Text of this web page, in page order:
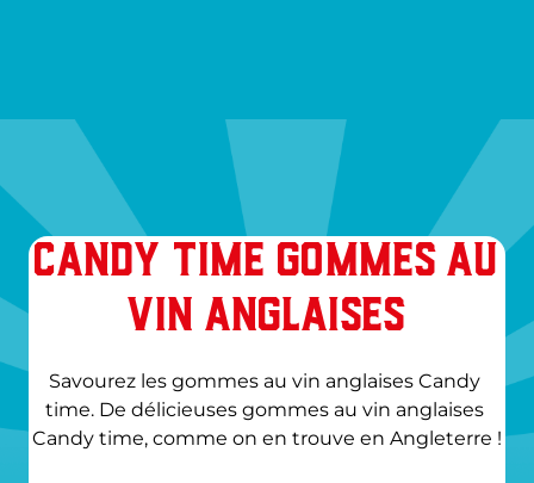
CANDY TIME GOMMES AU
VIN ANGLAISES
Savourez les gommes au vin anglaises Candy
time. De délicieuses gommes au vin anglaises
Candy time, comme on en trouve en Angleterre !